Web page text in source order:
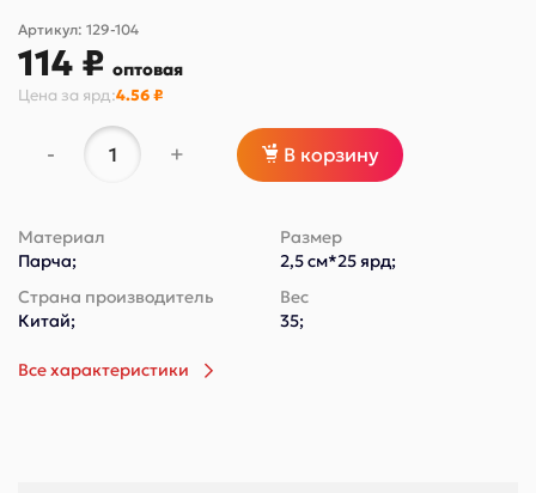
Артикул: 129-104
114 ₽ оптовая
Цена за ярд:4.56 ₽
- + В корзину
Материал
Парча;
Размер
2,5 см*25 ярд;
Страна производитель
Китай;
Вес
35;
Все характеристики